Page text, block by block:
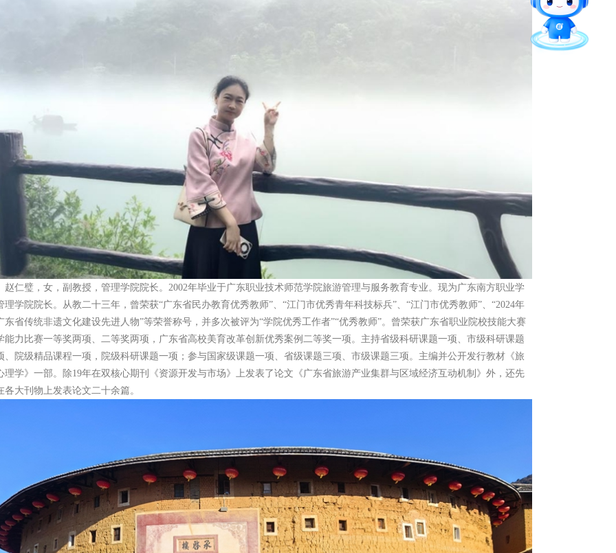
赵仁璧，女，副教授，管理学院院长。2002年毕业于广东职业技术师范学院旅游管理与服务教育专业。现为广东南方职业学
理学院院长。从教二十三年，曾荣获“广东省民办教育优秀教师”、“江门市优秀青年科技标兵”、“江门市优秀教师”、“2024年
东省传统非遗文化建设先进人物”等荣誉称号，并多次被评为“学院优秀工作者”“优秀教师”。曾荣获广东省职业院校技能大赛
能力比赛一等奖两项、二等奖两项，广东省高校美育改革创新优秀案例二等奖一项。主持省级科研课题一项、市级科研课题
、院级精品课程一项，院级科研课题一项；参与国家级课题一项、省级课题三项、市级课题三项。主编并公开发行教材《旅
理学》一部。除19年在双核心期刊《资源开发与市场》上发表了论文《广东省旅游产业集群与区域经济互动机制》外，还先
各大刊物上发表论文二十余篇。